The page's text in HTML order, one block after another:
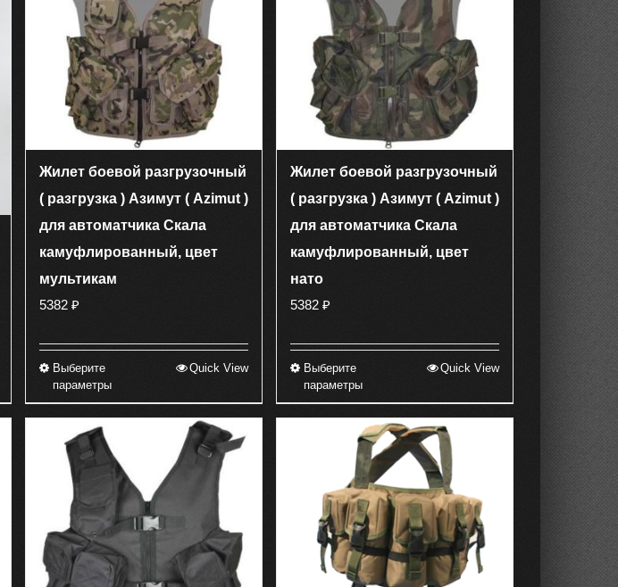
Жилет боевой разгрузочный
( разгрузка ) Азимут ( Azimut )
для автоматчика Скала
камуфлированный, цвет
мультикам
5382 ₽
Выберите
параметры
имеет
несколько
вариаций.
Опции
можно
выбрать
Quick View
Жилет боевой разгрузочный
( разгрузка ) Азимут ( Azimut )
для автоматчика Скала
камуфлированный, цвет
нато
5382 ₽
Выберите
параметры
имеет
несколько
вариаций.
Опции
можно
выбрать
на
Quick View